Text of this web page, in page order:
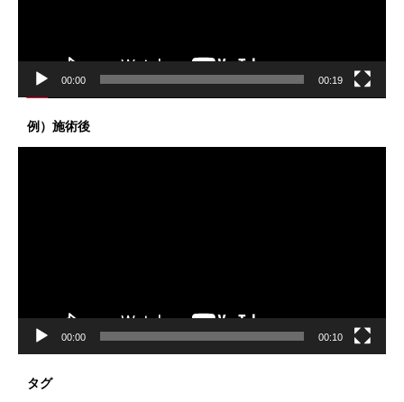
00:00 00:19
例）施術後
00:00 00:10
タグ